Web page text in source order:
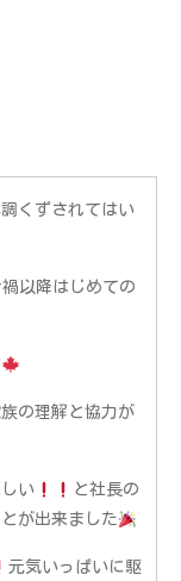
くずされてはい
以降はじめての
の理解と協力が
い
と社長の
が出来ました
元気いっぱいに駆